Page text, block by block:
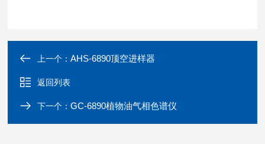
上一个：AHS-6890顶空进样器
返回列表
下一个：GC-6890植物油气相色谱仪